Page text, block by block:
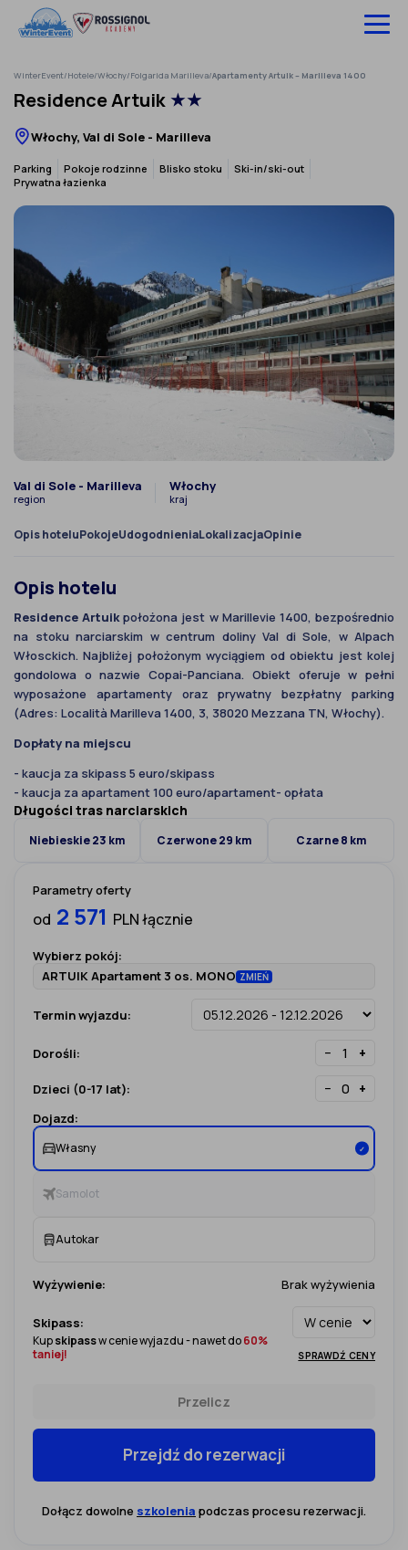
treści
Wyjazdy na narty
Hotele
Szkolenia
Ubezpieczenie
O nas
Infolinia:52 307 66 88
Zaloguj się
WinterEvent/Hotele/Włochy/Folgarida Marilleva/Apartamenty Artuik – Marilleva 1400
Residence Artuik ★★
Włochy, Val di Sole - Marilleva
Parking Pokoje rodzinne Blisko stoku
Ski-in/ski-out
Prywatna łazienka
‹ ›
Val di Sole - Marilleva
region
Włochy
kraj
Opis hoteluPokojeUdogodnieniaLokalizacjaOpinie
Opis hotelu
Residence Artuikpołożona jest w Marillevie 1400, bezpośrednio
na stoku narciarskim w centrum doliny Val di Sole, w Alpach
Włosckich. Najbliżej położonym wyciągiem od obiektu jest kolej
gondolowa o nazwie Copai-Panciana. Obiekt oferuje w pełni
wyposażone apartamenty oraz prywatny bezpłatny parking
(Adres: Località Marilleva 1400, 3, 38020 Mezzana TN, Włochy).
Dopłaty na miejscu
- kaucja za skipass 5 euro/skipass
- kaucja za apartament 100 euro/apartament- opłata
Długości tras narciarskich
Niebieskie 23 km Czerwone 29 km Czarne 8 km
Parametry oferty
od 2 571 PLN łącznie
Wybierz pokój:
ARTUIK Apartament 3 os. MONO ZMIEŃ
Termin wyjazdu:
Dorośli: − +
Dzieci (0-17 lat): − +
Dojazd:
Własny ✓
Samolot
Autokar
Wyżywienie: Brak wyżywienia
Skipass:
Kupskipassw cenie wyjazdu - nawet do60%
taniej!
SPRAWDŹ CENY
Przelicz
Przejdź do rezerwacji
Dołącz dowolne szkolenia podczas procesu rezerwacji.